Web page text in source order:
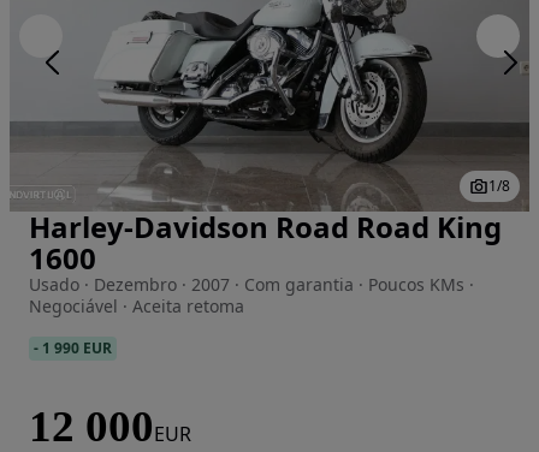
Imagem 1 de 8
1/8
Harley-Davidson Road Road King
1600
Usado · Dezembro · 2007 · Com garantia · Poucos KMs ·
Negociável · Aceita retoma
- 1 990 EUR
12 000EUR